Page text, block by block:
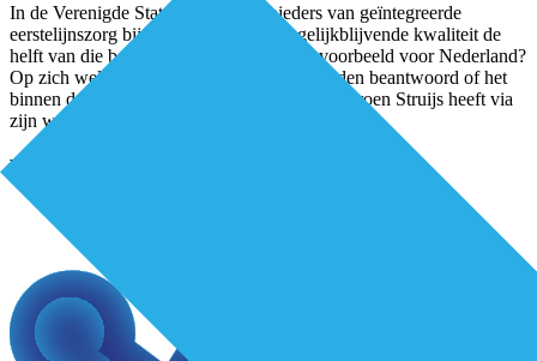
In de Verenigde Staten mogen aanbieders van geïntegreerde
eerstelijnszorg bij kostenbesparing bij gelijkblijvende kwaliteit de
helft van die besparing zelf houden. Een voorbeeld voor Nederland?
Op zich wel, al moet nog wel de vraag worden beantwoord of het
binnen de Zorgverzekeringswet mogelijk is.Jeroen Struijs heeft via
zijn werk als senior
Verder lezen?